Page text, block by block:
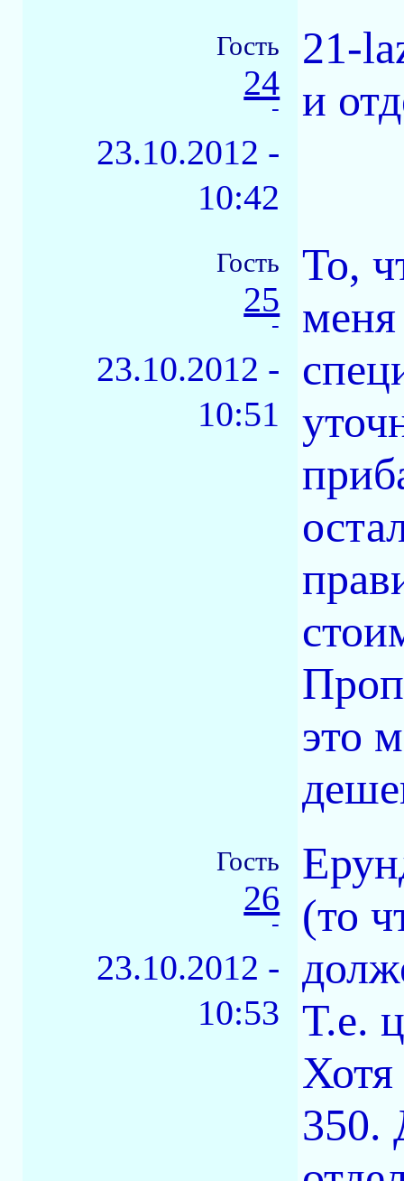
Гость
24
-
23.10.2012 -
10:42
21-
и
Гость
25
-
23.10.2012 -
10:51
То,
это
Гость
26
-
23.10.2012 -
10:53
(то
Т.е.
350.